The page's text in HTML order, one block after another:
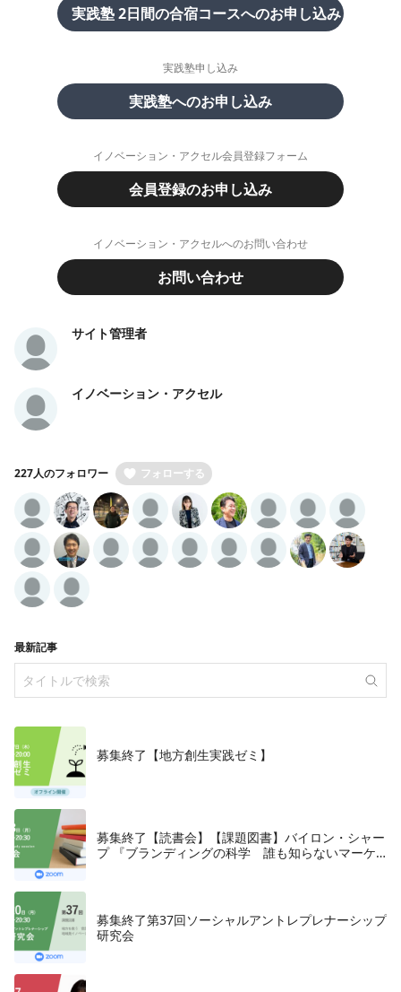
実践塾 2日間の合宿コースへのお申し込み
実践塾申し込み
実践塾へのお申し込み
イノベーション・アクセル会員登録フォーム
会員登録のお申し込み
イノベーション・アクセルへのお問い合わせ
お問い合わせ
サイト管理者
イノベーション・アクセル
227人のフォロワー フォローする
最新記事
募集終了【地方創生実践ゼミ】
募集終了【読書会】【課題図書】バイロン・シャー
プ 『ブランディングの科学 誰も知らないマーケ
募集終了第37回ソーシャルアントレプレナーシップ
研究会